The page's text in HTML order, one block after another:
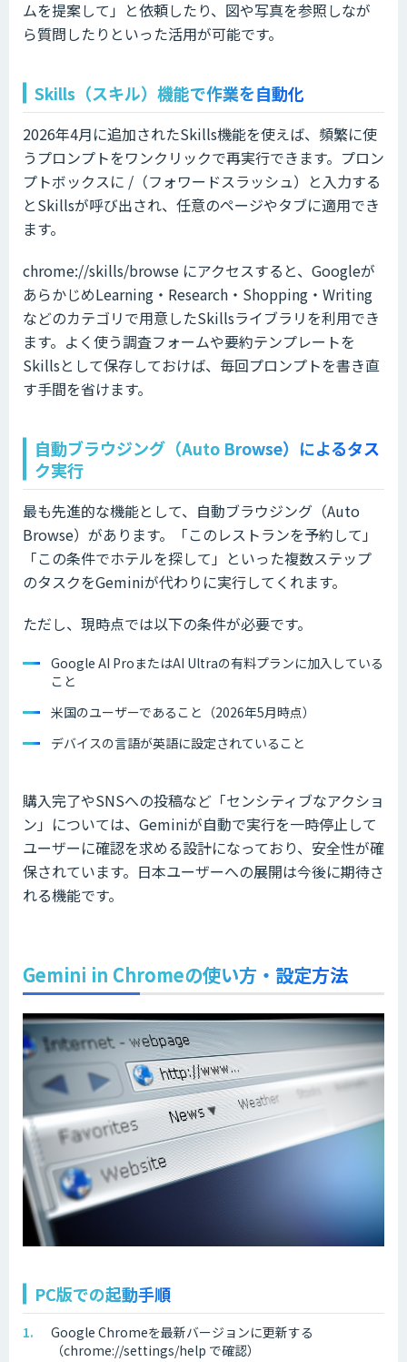
ムを提案して」と依頼したり、図や写真を参照しなが
ら質問したりといった活用が可能です。
Skills（スキル）機能で作業を自動化
2026年4月に追加されたSkills機能を使えば、頻繁に使
うプロンプトをワンクリックで再実行できます。プロン
プトボックスに /（フォワードスラッシュ）と入力する
とSkillsが呼び出され、任意のページやタブに適用でき
ます。
chrome://skills/browse にアクセスすると、Googleが
あらかじめLearning・Research・Shopping・Writing
などのカテゴリで用意したSkillsライブラリを利用でき
ます。よく使う調査フォームや要約テンプレートを
Skillsとして保存しておけば、毎回プロンプトを書き直
す手間を省けます。
自動ブラウジング（Auto Browse）によるタス
ク実行
最も先進的な機能として、自動ブラウジング（Auto
Browse）があります。「このレストランを予約して」
「この条件でホテルを探して」といった複数ステップ
のタスクをGeminiが代わりに実行してくれます。
ただし、現時点では以下の条件が必要です。
Google AI ProまたはAI Ultraの有料プランに加入している
こと
米国のユーザーであること（2026年5月時点）
デバイスの言語が英語に設定されていること
購入完了やSNSへの投稿など「センシティブなアクショ
ン」については、Geminiが自動で実行を一時停止して
ユーザーに確認を求める設計になっており、安全性が確
保されています。日本ユーザーへの展開は今後に期待さ
れる機能です。
Gemini in Chromeの使い方・設定方法
PC版での起動手順
Google Chromeを最新バージョンに更新する
（chrome://settings/help で確認）